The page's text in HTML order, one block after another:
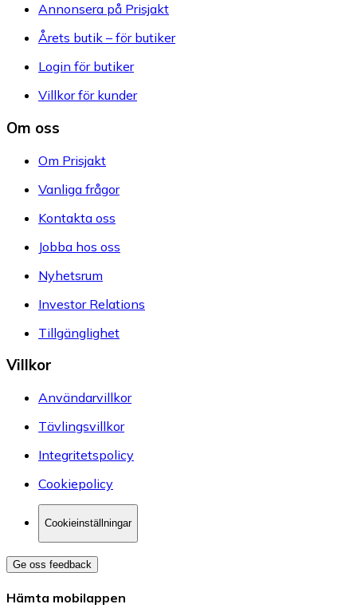
Annonsera på Prisjakt
Årets butik – för butiker
Login för butiker
Villkor för kunder
Om oss
Om Prisjakt
Vanliga frågor
Kontakta oss
Jobba hos oss
Nyhetsrum
Investor Relations
Tillgänglighet
Villkor
Användarvillkor
Tävlingsvillkor
Integritetspolicy
Cookiepolicy
Cookieinställningar
Ge oss feedback
Hämta mobilappen